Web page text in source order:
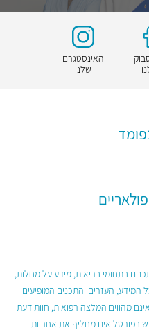
האינסטגרם
שלנו
בתחומי בריאות, מידע על מחלות,
המידע, העזרים והתכנים המופיעים
מהווים המלצה רפואית, חוות דעת
בפורטל אינו מחליף את אחריות